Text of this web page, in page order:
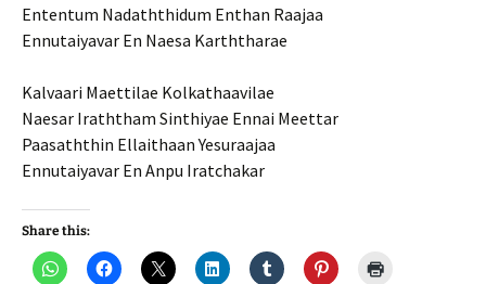
Ententum Nadaththidum Enthan Raajaa
Ennutaiyavar En Naesa Karththarae
Kalvaari Maettilae Kolkathaavilae
Naesar Iraththam Sinthiyae Ennai Meettar
Paasaththin Ellaithaan Yesuraajaa
Ennutaiyavar En Anpu Iratchakar
Share this: